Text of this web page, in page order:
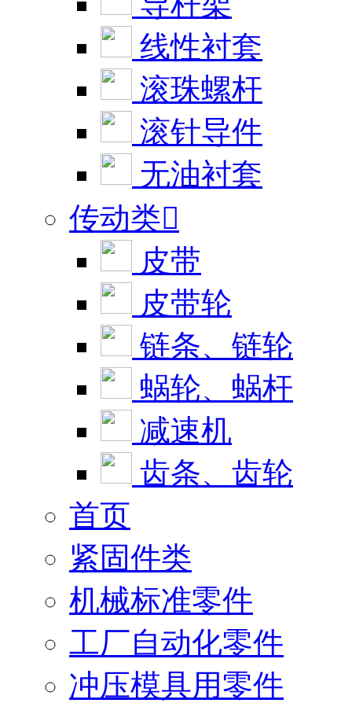
线性衬套
滚珠螺杆
滚针导件
无油衬套
传动类
皮带
皮带轮
链条、链轮
蜗轮、蜗杆
减速机
齿条、齿轮
首页
紧固件类
机械标准零件
工厂自动化零件
冲压模具用零件